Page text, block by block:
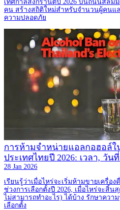
เทศกาลสงกรานต์ปี 2026 บนถนนสีลมมี
คน สร้างสถิติใหม่สำหรับจำนวนผู้คนแ
ความปลอดภัย
การห้ามจำหน่ายแอลกอฮอล์ใ
ประเทศไทยปี 2026: เวลา, วั
28 Jan 2026
เรียนรู้ว่าเมื่อไหร่จะเริ่มห้ามขายเครื่อ
ช่วงการเลือกตั้งปี 2026, เมื่อไหร่จะสิ้
ไม่สามารถทำอะไร) ได้บ้าง รักษาควา
เลือกตั้ง